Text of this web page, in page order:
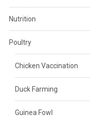
Nutrition
Poultry
Chicken Vaccination
Duck Farming
Guinea Fowl